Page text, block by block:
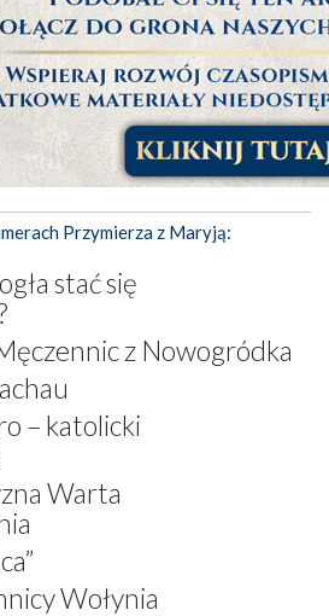
Przymierza z Maryją:
stać się
z Nowogródka
– katolicki
Warta
Wołynia